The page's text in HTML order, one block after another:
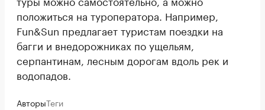
положиться на туроператора. Например,
Fun&Sun предлагает туристам поездки на
багги и внедорожниках по ущельям,
серпантинам, лесным дорогам вдоль рек и
водопадов.
АвторыТеги